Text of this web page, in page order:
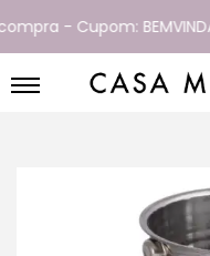
- Cupom: BEMVINDA